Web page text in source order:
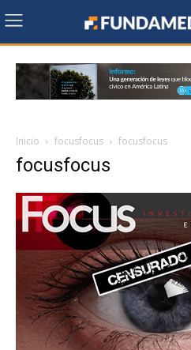
Inicio focusfocus focusfocus
focusfocus